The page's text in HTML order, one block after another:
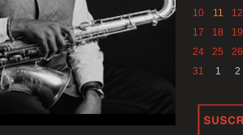
10
11 12
17
18 19
24
25 26
31
1 2